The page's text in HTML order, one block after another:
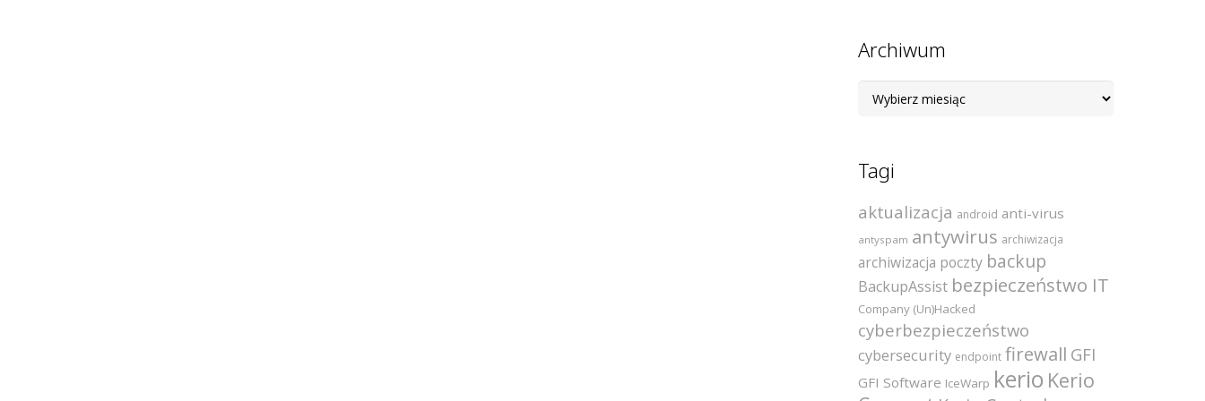
Archiwum
Archiwum
Tagi
aktualizacja android anti-virus
antyspam antywirus archiwizacja
archiwizacja poczty backup
BackupAssist bezpieczeństwo IT
Company (Un)Hacked
cyberbezpieczeństwo
cybersecurity endpoint firewall GFI
GFI Software IceWarp kerio Kerio